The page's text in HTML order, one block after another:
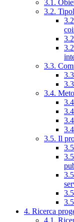
3.1.
3.2.
3.3.
3.4.
3.5. Il
4. Ricerca
4.1.